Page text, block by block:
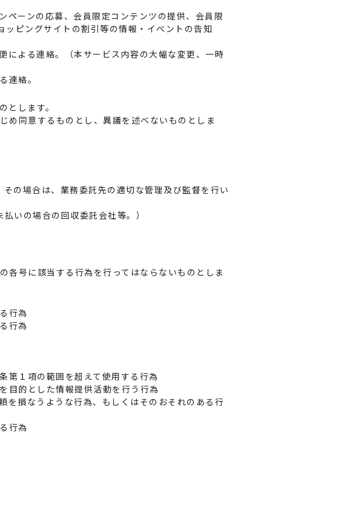
ペーンの応募、会員限定コンテンツの提供、会員限
ピングサイトの割引等の情報・イベントの告知
による連絡。（本サービス内容の大幅な変更、一時
連絡。
とします。
め同意するものとし、異議を述べないものとしま
の場合は、業務委託先の適切な管理及び監督を行い
いの場合の回収委託会社等。）
各号に該当する行為を行ってはならないものとしま
行為
行為
第１項の範囲を超えて使用する行為
目的とした情報提供活動を行う行為
を損なうような行為、もしくはそのおそれのある行
行為